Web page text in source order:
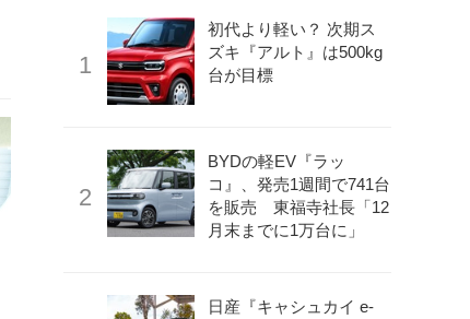
初代より軽い？ 次期ス
ズキ『アルト』は500kg
台が目標
BYDの軽EV『ラッ
コ』、発売1週間で741台
を販売 東福寺社長「12
月末までに1万台に」
日産『キャシュカイ e-